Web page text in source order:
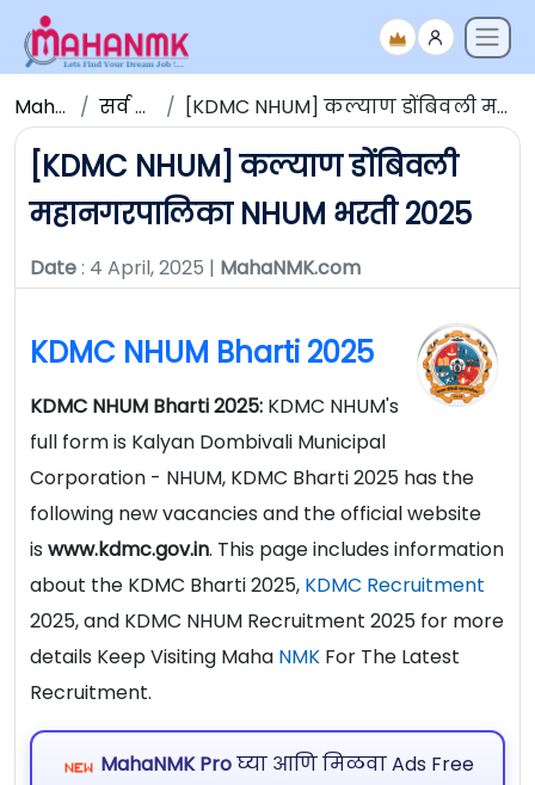
Maha NMK सर्व जाहिराती [KDMC NHUM] कल्याण डोंबिवली महानगरपालिका NHUM भरती 2025
[KDMC NHUM] कल्याण डोंबिवली
महानगरपालिका NHUM भरती 2025
Date: 4 April, 2025 | MahaNMK.com
KDMC NHUM Bharti 2025
KDMC NHUM Bharti 2025: KDMC NHUM's
full form is Kalyan Dombivali Municipal
Corporation - NHUM, KDMC Bharti 2025 has the
following new vacancies and the official website
is www.kdmc.gov.in. This page includes information
about the KDMC Bharti 2025, KDMC Recruitment
2025, and KDMC NHUM Recruitment 2025 for more
details Keep Visiting Maha NMK For The Latest
Recruitment.
MahaNMK Proघ्या आणि मिळवा Ads Free